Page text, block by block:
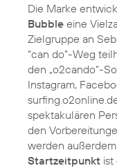
Die Marke
Bubble eine
Zielgruppe an
“can do”-Weg
den „o2cando“-
Instagram,
spektakulären
den
werden
Startzeitpunkt ist